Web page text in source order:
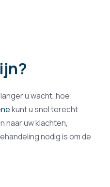
u wacht, hoe
kunt u snel terecht
naar uw klachten,
nodig is om de